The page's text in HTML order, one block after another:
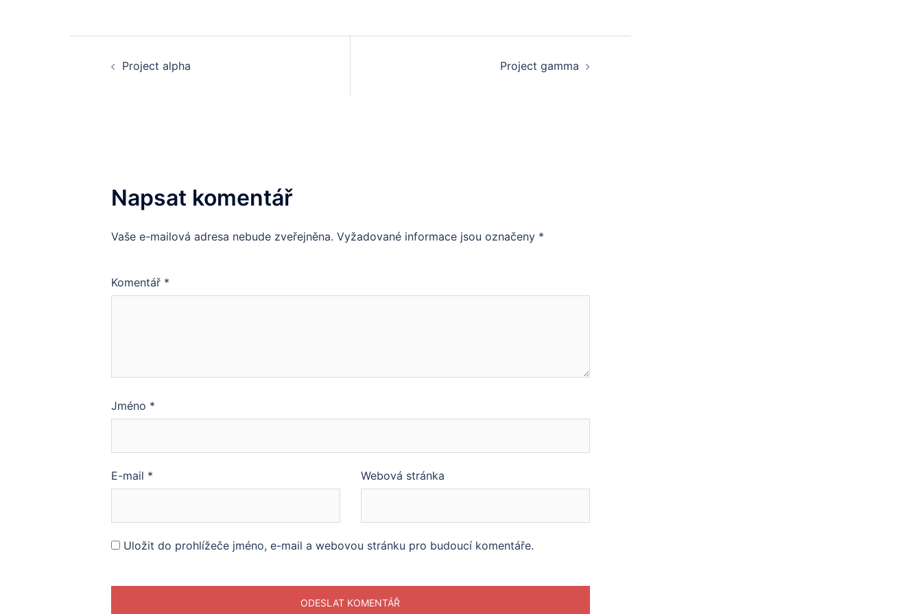
Project alpha Project gamma
Napsat komentář
Vaše e-mailová adresa nebude zveřejněna. Vyžadované informace jsou označeny *
Komentář *
Jméno *
E-mail * Webová stránka
Uložit do prohlížeče jméno, e-mail a webovou stránku pro budoucí komentáře.